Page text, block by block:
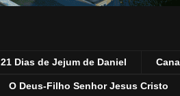
21 Dias de Jejum de Daniel
O Deus-Filho Senhor Jesus Cristo